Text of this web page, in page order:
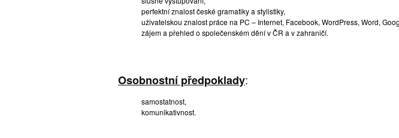
perfektní znalost české gramatiky a stylistiky,
uživatelskou znalost práce na PC – Internet, Facebook, WordPress, Word,
zájem a přehled o společenském dění v ČR a v zahraničí.
Osobnostní předpoklady:
samostatnost,
komunikativnost.